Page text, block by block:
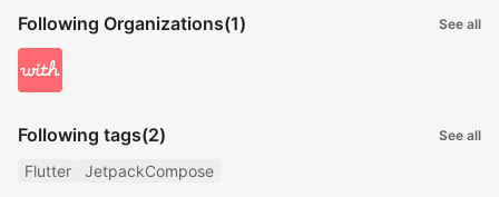
Following Organizations(1) See all
Following tags(2) See all
Flutter JetpackCompose